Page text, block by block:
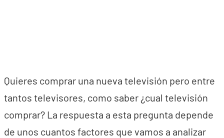
Quieres comprar una nueva televisión pero entre
tantos televisores, como saber ¿cual televisión
comprar? La respuesta a esta pregunta depende
de unos cuantos factores que vamos a analizar